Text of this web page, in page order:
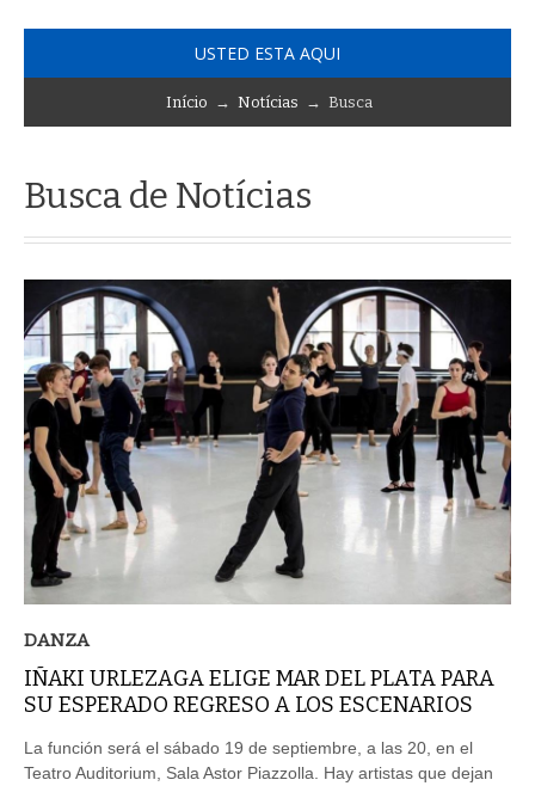
USTED ESTA AQUI
Início → Notícias → Busca
Busca de Notícias
DANZA
IÑAKI URLEZAGA ELIGE MAR DEL PLATA PARA
SU ESPERADO REGRESO A LOS ESCENARIOS
La función será el sábado 19 de septiembre, a las 20, en el
Teatro Auditorium, Sala Astor Piazzolla. Hay artistas que dejan